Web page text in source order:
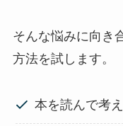
そんな悩みに向き
方法を試します。
本を読んで考